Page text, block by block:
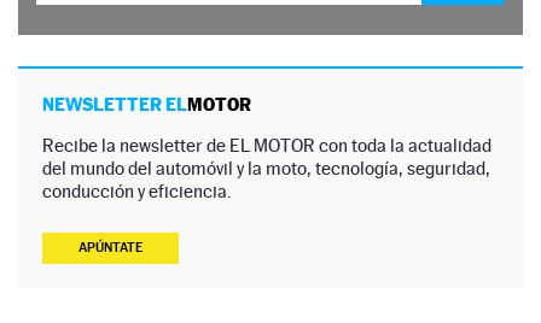
NEWSLETTER ELMOTOR
Recibe la newsletter de EL MOTOR con toda la actualidad
del mundo del automóvil y la moto, tecnología, seguridad,
conducción y eficiencia.
APÚNTATE